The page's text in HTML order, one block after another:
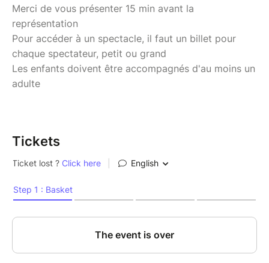
Merci de vous présenter 15 min avant la
représentation
Pour accéder à un spectacle, il faut un billet pour
chaque spectateur, petit ou grand
Les enfants doivent être accompagnés d'au moins un
adulte
Tickets